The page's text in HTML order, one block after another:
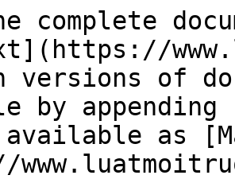
complete
versions of
by
as